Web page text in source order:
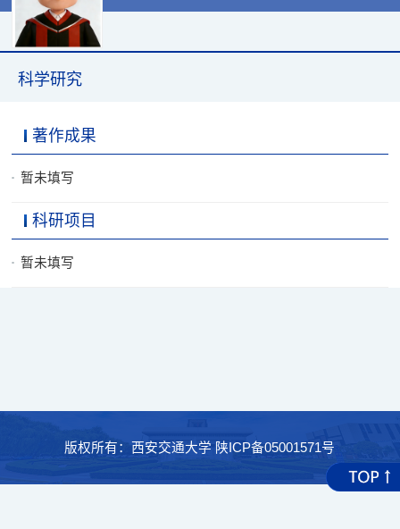
科学研究
著作成果
暂未填写
科研项目
暂未填写
版权所有：西安交通大学 陕ICP备05001571号